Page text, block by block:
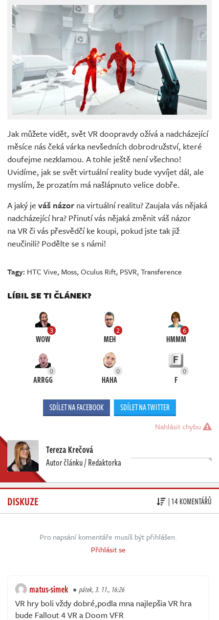
Jak můžete vidět, svět VR doopravdy ožívá a nadcházející
měsíce nás čeká várka nevšedních dobrodružství, které
doufejme nezklamou. A tohle ještě není všechno!
Uvidíme, jak se svět virtuální reality bude vyvíjet dál, ale
myslím, že prozatím má našlápnuto velice dobře.
A jaký je váš názor na virtuální realitu? Zaujala vás nějaká
nadcházející hra? Přinutí vás nějaká změnit váš názor
na VR či vás přesvědčí ke koupi, pokud jste tak již
neučinili? Podělte se s námi!
Tagy: HTC Vive, Moss,Oculus Rift, PSVR,Transference
LÍBIL SE TI ČLÁNEK?
3
WOW
2
MEH
6
HMMM
0
ARRGG
0
HAHA
0
F
SDÍLET NA FACEBOOK SDÍLET NA TWITTER
Nahlásit chybu
Tereza Krečová
Autor článku / Redaktorka
DISKUZE | 14 KOMENTÁŘŮ
Pro napsání komentáře musíš být přihlášen.
Přihlásit se
matus-simek pátek, 3. 11., 16:26
VR hry boli vždy dobré,podla mna najlepšia VR hra
bude Fallout 4 VR a Doom VFR